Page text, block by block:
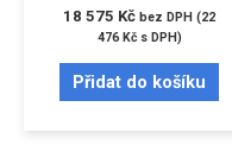
18 575 Kč bez DPH (22
476 Kčs DPH)
Přidat do košíku